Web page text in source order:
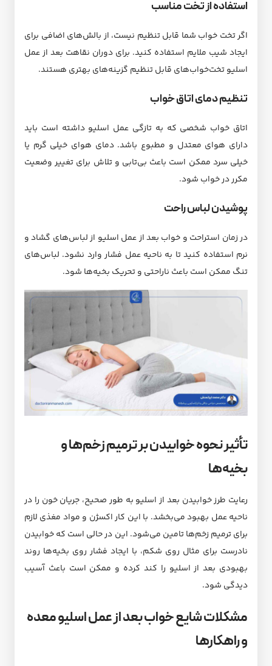
استفاده از تخت مناسب
اگر تخت خواب شما قابل تنظیم نیست، از بالش‌های اضافی برای
ایجاد شیب ملایم استفاده کنید. برای دوران نقاهت بعد از عمل
اسلیو تخت‌خواب‌های قابل تنظیم گزینه‌های بهتری هستند.
تنظیم دمای اتاق خواب
اتاق خواب شخصی که به تازگی عمل اسلیو داشته است باید
دارای هوای معتدل و مطبوع باشد. دمای هوای خیلی گرم یا
خیلی سرد ممکن است باعث بی‌تابی و تلاش برای تغییر وضعیت
مکرر در خواب شود.
پوشیدن لباس راحت
در زمان استراحت و خواب بعد از عمل اسلیو از لباس‌های گشاد و
نرم استفاده کنید تا به ناحیه عمل فشار وارد نشود. لباس‌های
تنگ ممکن است باعث ناراحتی و تحریک بخیه‌ها شود.
تأثیر نحوه خوابیدن بر ترمیم زخم‌ها و
بخیه‌ها
رعایت طرز خوابیدن بعد از اسلیو به طور صحیح، جریان خون را در
ناحیه عمل بهبود می‌بخشد. با این کار اکسژن و مواد مغذی لازم
برای ترمیم زخم‌ها تامین می‌شود. این در حالی است که خوابیدن
نادرست برای مثال روی شکم، با ایجاد فشار روی بخیه‌ها روند
بهبودی بعد از اسلیو را کند کرده و ممکن است باعث آسیب
دیدگی شود.
مشکلات شایع خواب بعد از عمل اسلیو معده
و راهکارها